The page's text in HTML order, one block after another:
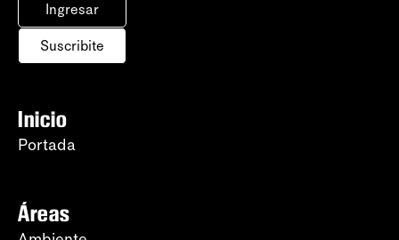
Ingresar
Suscribite
Inicio
Portada
Áreas